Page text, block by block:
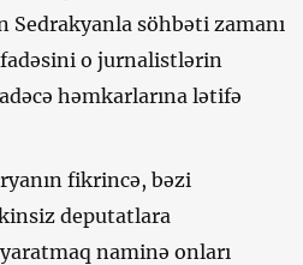
Sedrakyanla söhbəti zamanı
o jurnalistlərin
həmkarlarına lətifə
fikrincə, bəzi
deputatlara
naminə onları